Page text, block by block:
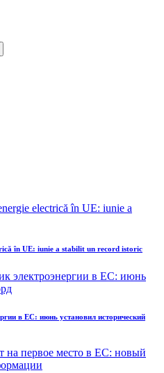
în UE: iunie a stabilit un record istoric
в ЕС: июнь установил исторический